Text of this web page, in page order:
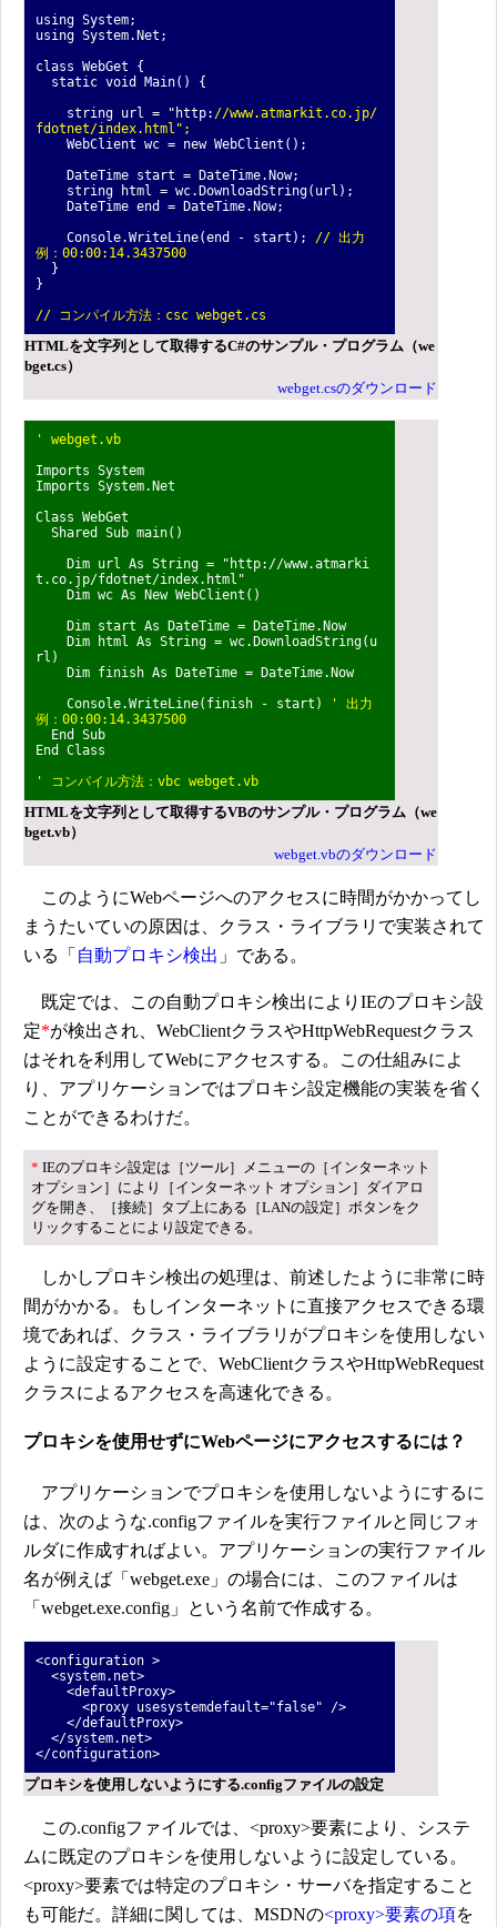
using System;
using System.Net;
class WebGet {
static void Main() {
string url = "http: //www.atmarkit.co.jp/
fdotnet/index.html";
WebClient wc = new WebClient();
DateTime start = DateTime.Now;
string html = wc.DownloadString(url);
DateTime end = DateTime.Now;
Console.WriteLine(end - start); // 出力
例：00:00:14.3437500
}
}
// コンパイル方法：csc webget.cs
HTMLを文字列として取得するC#のサンプル・プログラム（we
bget.cs）
webget.csのダウンロード
' webget.vb
Imports System
Imports System.Net
Class WebGet
Shared Sub main()
Dim url As String = "http://www.atmarki
t.co.jp/fdotnet/index.html"
Dim wc As New WebClient()
Dim start As DateTime = DateTime.Now
Dim html As String = wc.DownloadString(u
rl)
Dim finish As DateTime = DateTime.Now
Console.WriteLine(finish - start)
' 出力
例：00:00:14.3437500
End Sub
End Class
' コンパイル方法：vbc webget.vb
HTMLを文字列として取得するVBのサンプル・プログラム（we
bget.vb）
webget.vbのダウンロード
このようにWebページへのアクセスに時間がかかってし
まうたいていの原因は、クラス・ライブラリで実装されて
いる「 自動プロキシ検出 」である。
既定では、この自動プロキシ検出によりIEのプロキシ設
定*が検出され、WebClientクラスやHttpWebRequestクラス
はそれを利用してWebにアクセスする。この仕組みによ
り、アプリケーションではプロキシ設定機能の実装を省く
ことができるわけだ。
* IEのプロキシ設定は［ツール］メニューの［インターネット
オプション］により［インターネット オプション］ダイアロ
グを開き、［接続］タブ上にある［LANの設定］ボタンをク
リックすることにより設定できる。
しかしプロキシ検出の処理は、前述したように非常に時
間がかかる。もしインターネットに直接アクセスできる環
境であれば、クラス・ライブラリがプロキシを使用しない
ように設定することで、WebClientクラスやHttpWebRequest
クラスによるアクセスを高速化できる。
プロキシを使用せずにWebページにアクセスするには？
アプリケーションでプロキシを使用しないようにするに
は、次のような.configファイルを実行ファイルと同じフォ
ルダに作成すればよい。アプリケーションの実行ファイル
名が例えば「webget.exe」の場合には、このファイルは
「webget.exe.config」という名前で作成する。
<configuration >
<system.net>
<defaultProxy>
<proxy usesystemdefault="false" />
</defaultProxy>
</system.net>
</configuration>
プロキシを使用しないようにする.configファイルの設定
この.configファイルでは、<proxy>要素により、システ
ムに既定のプロキシを使用しないように設定している。
<proxy>要素では特定のプロキシ・サーバを指定すること
も可能だ。詳細に関しては、MSDNの<proxy>要素の項を